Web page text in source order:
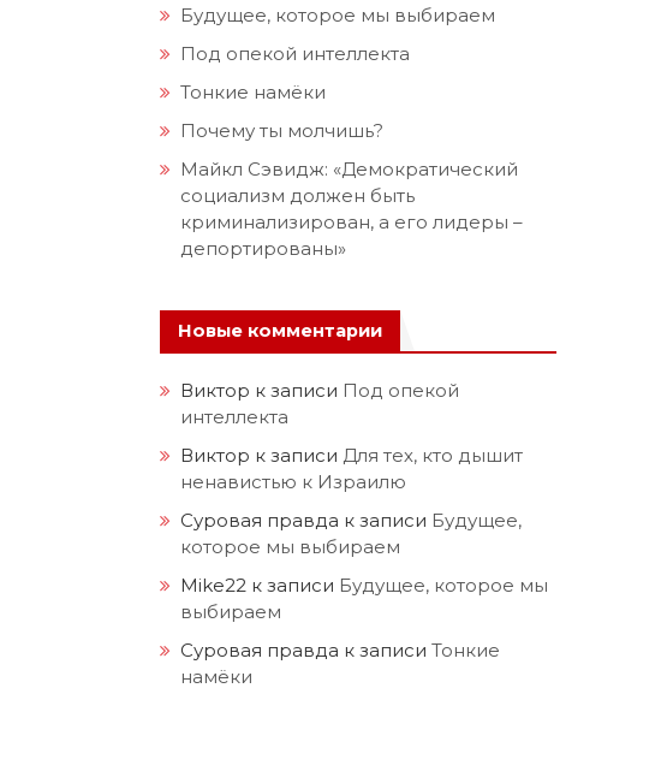
Будущее, которое мы выбираем
Под опекой интеллекта
Тонкие намёки
Почему ты молчишь?
Майкл Сэвидж: «Демократический
социализм должен быть
криминализирован, а его лидеры –
депортированы»
Новые комментарии
Виктор к записи Под опекой
интеллекта
Виктор к записи Для тех, кто дышит
ненавистью к Израилю
Суровая правда к записи Будущее,
которое мы выбираем
Mike22 к записи Будущее, которое мы
выбираем
Суровая правда к записи Тонкие
намёки